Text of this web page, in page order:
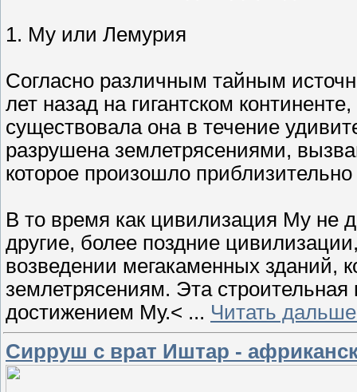
1. Му или Лемурия
Согласно различным тайным
лет назад на гигантском
существовала она в течение
разрушена землетрясениями,
которое произошло
В то время как цивилизация Му не
другие, более поздние
возведении мегакаменных зданий,
землетрясениям. Эта
достижением Му.< ... Читать
Сирруш с врат Иштар -